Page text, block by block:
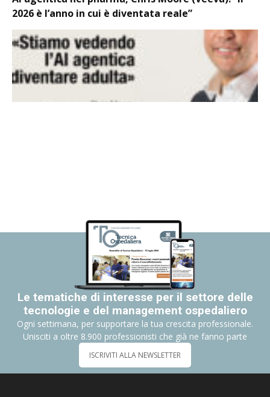
2026 è l’anno in cui è diventata reale”
Le tematiche di interesse per il settore delle
tecnologie e del management ospedaliero
Ogni settimana, per supportare la tua crescita professionale.
Unisciti a oltre 8.900 professionisti che già ne fanno parte
ISCRIVITI ALLA NEWSLETTER